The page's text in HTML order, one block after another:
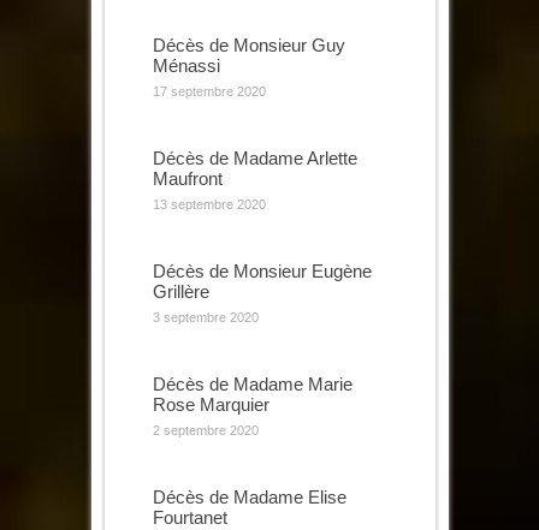
Décès de Monsieur Guy
Ménassi
17 septembre 2020
Décès de Madame Arlette
Maufront
13 septembre 2020
Décès de Monsieur Eugène
Grillère
3 septembre 2020
Décès de Madame Marie
Rose Marquier
2 septembre 2020
Décès de Madame Elise
Fourtanet